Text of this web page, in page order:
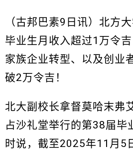
（古邦巴素9日讯）北方
毕业生月收入超过1万令
家族企业转型、以及创业
破2万令吉！
北大副校长拿督莫哈末弗
占沙礼堂举行的第38届毕
时说，截至2025年11月5